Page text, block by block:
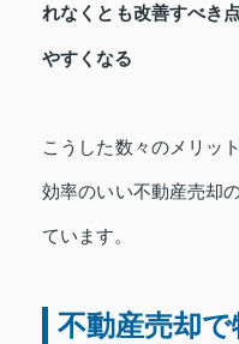
れなくとも改善すべき
やすくなる
こうした数々のメリッ
効率のいい不動産売却
ています。
不動産売却